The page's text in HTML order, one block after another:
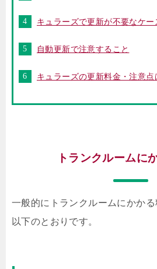
キュラーズで更新が不要なケー
自動更新で注意すること
キュラーズの更新料金・注意点
トランクルームに
一般的にトランクルームにかかる
以下のとおりです。